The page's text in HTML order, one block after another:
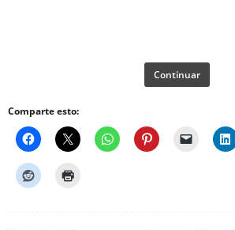
Continuar
Comparte esto: